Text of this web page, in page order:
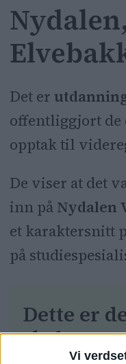
Vi
Det er
offentliggjort de
opptak til
De viser at det
inn på Nydalen
et karaktersnitt
på
Dette er
skolene: